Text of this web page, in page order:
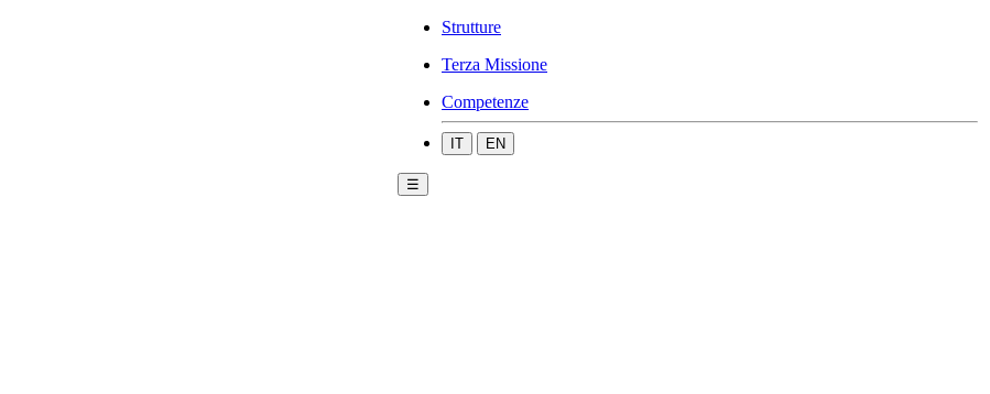
Strutture
Terza Missione
Competenze
IT EN
☰